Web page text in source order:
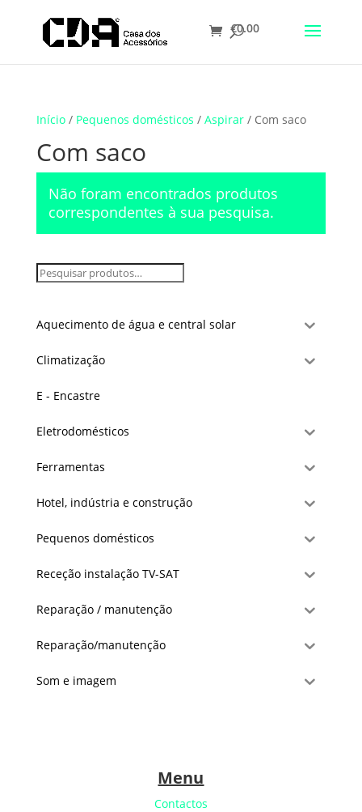
Translate
€0.00
Início/ Pequenos domésticos / Aspirar/ Com saco
Com saco
Não foram encontrados produtos
correspondentes à sua pesquisa.
Aquecimento de água e central solar
Climatização
E - Encastre
Eletrodomésticos
Ferramentas
Hotel, indústria e construção
Pequenos domésticos
Receção instalação TV-SAT
Reparação / manutenção
Reparação/manutenção
Som e imagem
Menu
Contactos